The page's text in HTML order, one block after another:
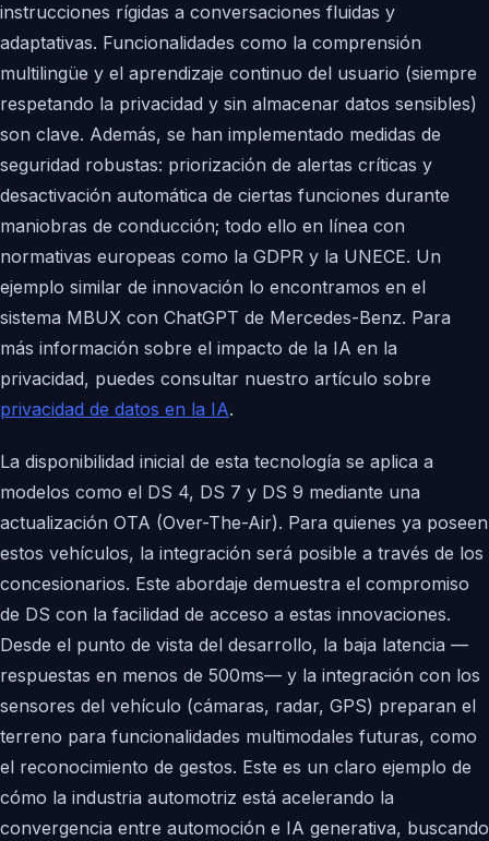
instrucciones rígidas a conversaciones fluidas y
adaptativas. Funcionalidades como la comprensión
multilingüe y el aprendizaje continuo del usuario (siempre
respetando la privacidad y sin almacenar datos sensibles)
son clave. Además, se han implementado medidas de
seguridad robustas: priorización de alertas críticas y
desactivación automática de ciertas funciones durante
maniobras de conducción; todo ello en línea con
normativas europeas como la GDPR y la UNECE. Un
ejemplo similar de innovación lo encontramos en el
sistema MBUX con ChatGPT de Mercedes-Benz. Para
más información sobre el impacto de la IA en la
privacidad, puedes consultar nuestro artículo sobre
privacidad de datos en la IA.
La disponibilidad inicial de esta tecnología se aplica a
modelos como el DS 4, DS 7 y DS 9 mediante una
actualización OTA (Over-The-Air). Para quienes ya poseen
estos vehículos, la integración será posible a través de los
concesionarios. Este abordaje demuestra el compromiso
de DS con la facilidad de acceso a estas innovaciones.
Desde el punto de vista del desarrollo, la baja latencia —
respuestas en menos de 500ms— y la integración con los
sensores del vehículo (cámaras, radar, GPS) preparan el
terreno para funcionalidades multimodales futuras, como
el reconocimiento de gestos. Este es un claro ejemplo de
cómo la industria automotriz está acelerando la
convergencia entre automoción e IA generativa, buscando